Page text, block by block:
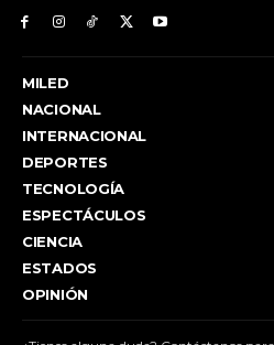
MILED
NACIONAL
INTERNACIONAL
DEPORTES
TECNOLOGÍA
ESPECTÁCULOS
CIENCIA
ESTADOS
OPINIÓN